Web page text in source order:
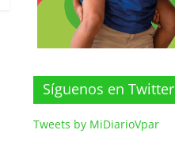
Síguenos en Twitter
Tweets by MiDiarioVpar